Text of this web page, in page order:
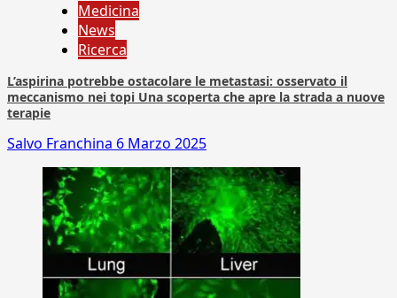
Medicina
News
Ricerca
L’aspirina potrebbe ostacolare le metastasi: osservato il
meccanismo nei topi Una scoperta che apre la strada a nuove
terapie
Salvo Franchina 6 Marzo 2025